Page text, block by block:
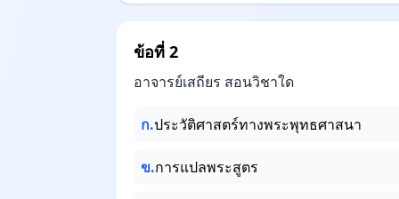
ข้อที่ 2
อาจารย์เสถียร สอนวิชาใด
ก.ประวัติศาสตร์ทางพระพุทธศาสนา
ข.การแปลพระสูตร